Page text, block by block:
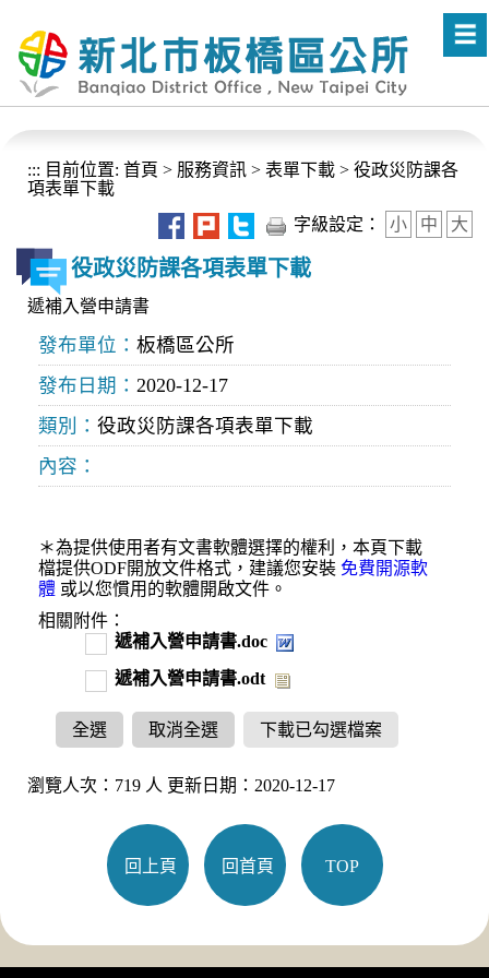
::: 目前位置: 首頁 > 服務資訊 > 表單下載 > 役政災防課各
項表單下載
字級設定：
小 中 大
役政災防課各項表單下載
遞補入營申請書
發布單位： 板橋區公所
發布日期： 2020-12-17
類別： 役政災防課各項表單下載
內容：
＊為提供使用者有文書軟體選擇的權利，本頁下載
檔提供ODF開放文件格式，建議您安裝 免費開源軟
體 或以您慣用的軟體開啟文件。
相關附件：
遞補入營申請書.doc
遞補入營申請書.odt
全選 取消全選 下載已勾選檔案
瀏覽人次：719 人 更新日期：2020-12-17
回上頁 回首頁 TOP